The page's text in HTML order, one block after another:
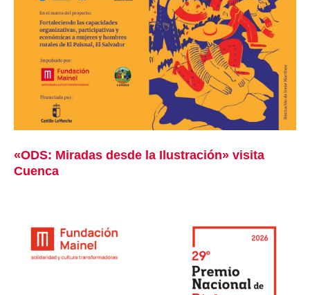
«ODS: Miradas desde la Ilustración» visita
Cuenca